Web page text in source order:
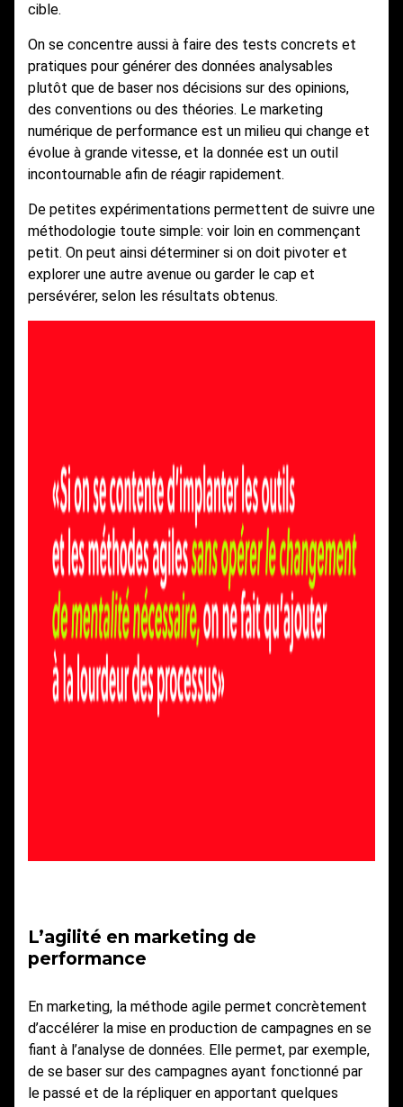
cible.
On se concentre aussi à faire des tests concrets et
pratiques pour générer des données analysables
plutôt que de baser nos décisions sur des opinions,
des conventions ou des théories. Le marketing
numérique de performance est un milieu qui change et
évolue à grande vitesse, et la donnée est un outil
incontournable afin de réagir rapidement.
De petites expérimentations permettent de suivre une
méthodologie toute simple: voir loin en commençant
petit. On peut ainsi déterminer si on doit pivoter et
explorer une autre avenue ou garder le cap et
persévérer, selon les résultats obtenus.
L’agilité en marketing de
performance
En marketing, la méthode agile permet concrètement
d’accélérer la mise en production de campagnes en se
fiant à l’analyse de données. Elle permet, par exemple,
de se baser sur des campagnes ayant fonctionné par
le passé et de la répliquer en apportant quelques